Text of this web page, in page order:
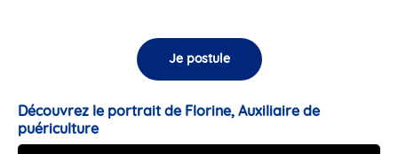
Je postule
Découvrez le portrait de Florine, Auxiliaire de
puériculture